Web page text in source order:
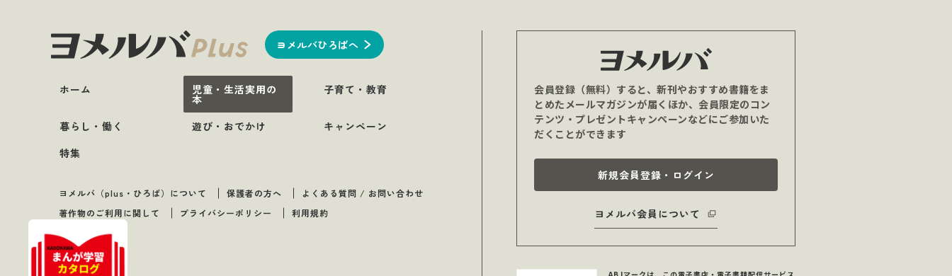
ヨメルバひろばへ
ホーム 児童・生活実用の
本
子育て・教育
暮らし・働く 遊び・おでかけ
キャンペーン
特集
ヨメルバ（plus・ひろば）について 保護者の方へ
よくある質問 / お問い合わせ
著作物のご利用に関して
プライバシーポリシー 利用規約
会員登録（無料）すると、新刊やおすすめ書籍をま
とめたメールマガジンが届くほか、会員限定のコン
テンツ・プレゼントキャンペーンなどにご参加いた
だくことができます
新規会員登録・ログイン
ヨメルバ会員について
ABJマークは、この電子書店・電子書籍配信サービス